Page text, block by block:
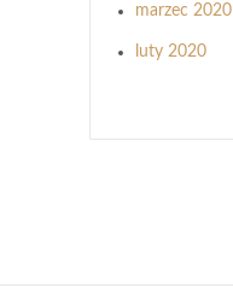
marzec 2020
luty 2020